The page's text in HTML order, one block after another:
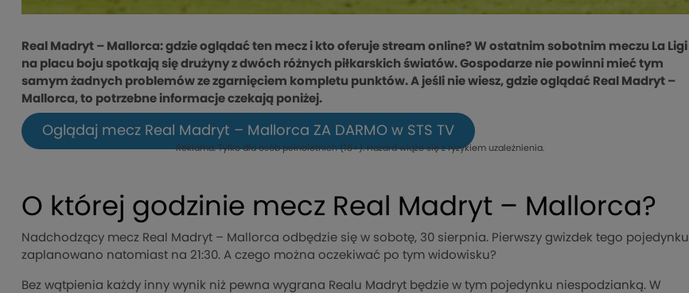
Real Madryt – Mallorca: gdzie oglądać ten mecz i kto oferuje stream online? W ostatnim sobotnim meczu La Ligi
na placu boju spotkają się drużyny z dwóch różnych piłkarskich światów. Gospodarze nie powinni mieć tym
samym żadnych problemów ze zgarnięciem kompletu punktów. A jeśli nie wiesz, gdzie oglądać Real Madryt –
Mallorca, to potrzebne informacje czekają poniżej.
Oglądaj mecz Real Madryt – Mallorca ZA DARMO w STS TV
Reklama. Tylko dla osób pełnoletnich (18+). Hazard wiąże się z ryzykiem uzależnienia.
O której godzinie mecz Real Madryt – Mallorca?
Nadchodzący mecz Real Madryt – Mallorca odbędzie się w sobotę, 30 sierpnia. Pierwszy gwizdek tego pojedynku
zaplanowano natomiast na 21:30. A czego można oczekiwać po tym widowisku?
Bez wątpienia każdy inny wynik niż pewna wygrana Realu Madryt będzie w tym pojedynku niespodzianką. W